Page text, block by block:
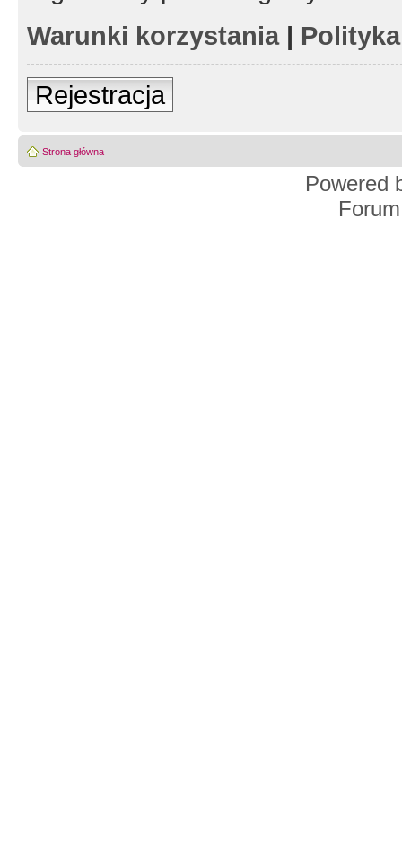
Warunki korzystania|
Rejestracja
Strona główna
Powered